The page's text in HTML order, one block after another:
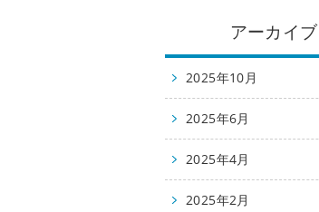
アーカイブ
2025年10月
2025年6月
2025年4月
2025年2月